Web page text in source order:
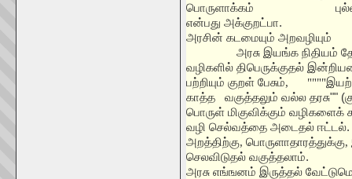
பொருளாக்கம்
என்பது அக்குறட்பா.
அரசின் கடமையும் அறவழியும்
அரசு இயங்க நிதியம்
வழிகளில் திபெருக்குதல்
பற்றியும் குறள் பேசும், """"
காத்த
வகுத்தலும் வல்ல தரசு""
பொருள் மிகுவிக்கும்
வழி செல்வத்தை அடைதல்
அறத்திற்கு, பொருளாதாரத்துக்கு,
செலவிடுதல் வகுத்தலாம்.
அரசு எங்ஙனம் இருத்தல்